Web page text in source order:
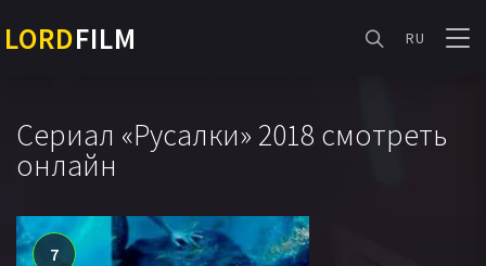
LORDFILM RU
Сериал «Русалки» 2018 смотреть
онлайн
7